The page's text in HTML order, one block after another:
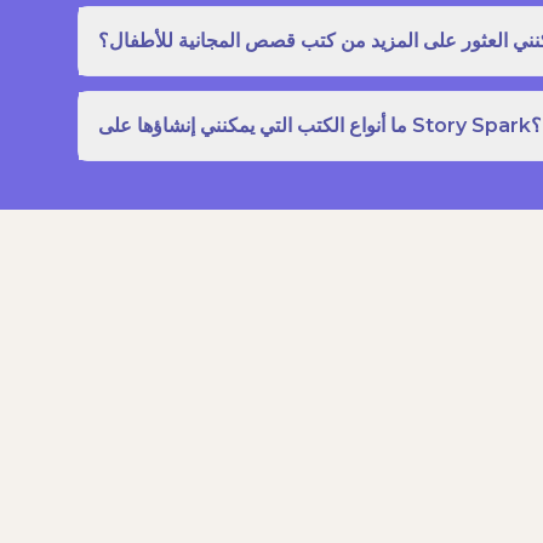
العثور على المزيد من كتب قصص المجانية للأطفال؟
ما أنواع الكتب التي يمكنني إنشاؤها على Story Spark؟